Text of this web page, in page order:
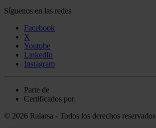
Síguenos en las redes
Facebook
X
Youtube
LinkedIn
Instagram
Parte de
Certificados por
© 2026 Ralarsa - Todos los derechos